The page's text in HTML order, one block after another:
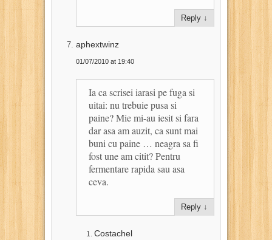
Reply ↓
aphextwinz
01/07/2010 at 19:40
Ia ca scrisei iarasi pe fuga si
uitai: nu trebuie pusa si
paine? Mie mi-au iesit si fara
dar asa am auzit, ca sunt mai
buni cu paine … neagra sa fi
fost une am citit? Pentru
fermentare rapida sau asa
ceva.
Reply ↓
Costachel